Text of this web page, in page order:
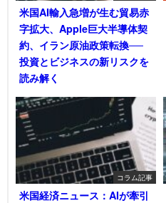
米国AI輸入急増が生む貿易赤
字拡大、Apple巨大半導体契
約、イラン原油政策転換──
投資とビジネスの新リスクを
読み解く
コラム記事
米国経済ニュース：AIが牽引